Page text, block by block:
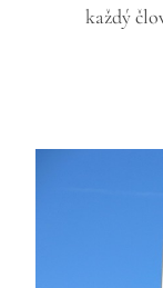
každý